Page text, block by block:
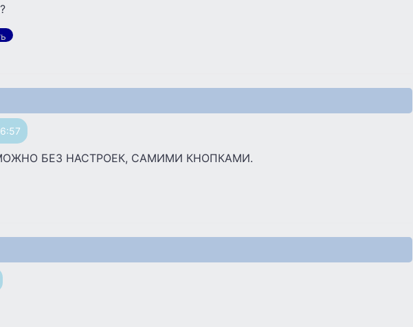
БЕЗ НАСТРОЕК, САМИМИ КНОПКАМИ.